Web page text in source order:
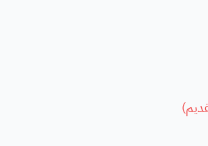
)